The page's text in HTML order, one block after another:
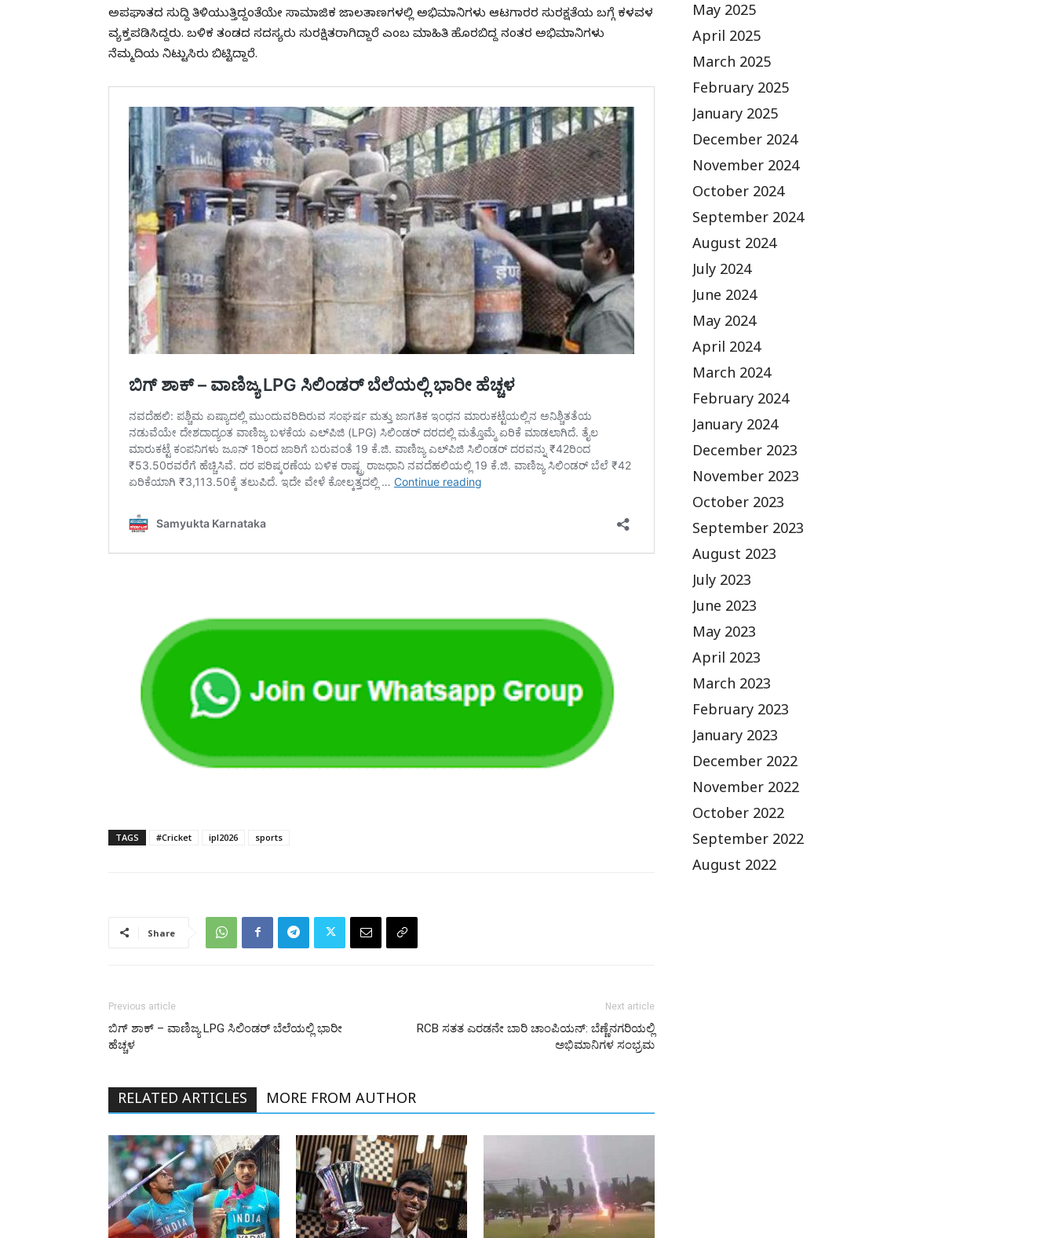
ಅಪಘಾತದ ಸುದ್ದಿ ತಿಳಿಯುತ್ತಿದ್ದಂತೆಯೇ ಸಾಮಾಜಿಕ ಜಾಲತಾಣಗಳಲ್ಲಿ ಅಭಿಮಾನಿಗಳು ಆಟಗಾರರ ಸುರಕ್ಷತೆಯ ಬಗ್ಗೆ ಕಳವಳ
ವ್ಯಕ್ತಪಡಿಸಿದ್ದರು. ಬಳಿಕ ತಂಡದ ಸದಸ್ಯರು ಸುರಕ್ಷಿತರಾಗಿದ್ದಾರೆ ಎಂಬ ಮಾಹಿತಿ ಹೊರಬಿದ್ದ ನಂತರ ಅಭಿಮಾನಿಗಳು
ನೆಮ್ಮದಿಯ ನಿಟ್ಟುಸಿರು ಬಿಟ್ಟಿದ್ದಾರೆ.
TAGS #Cricket ipl2026 sports
Share
Previous article
ಬಿಗ್ ಶಾಕ್ – ವಾಣಿಜ್ಯ LPG ಸಿಲಿಂಡರ್ ಬೆಲೆಯಲ್ಲಿ ಭಾರೀ
ಹೆಚ್ಚಳ
Next article
RCB ಸತತ ಎರಡನೇ ಬಾರಿ ಚಾಂಪಿಯನ್: ಬೆಣ್ಣೆನಗರಿಯಲ್ಲಿ
ಅಭಿಮಾನಿಗಳ ಸಂಭ್ರಮ
RELATED ARTICLES MORE FROM AUTHOR
May 2025
April 2025
March 2025
February 2025
January 2025
December 2024
November 2024
October 2024
September 2024
August 2024
July 2024
June 2024
May 2024
April 2024
March 2024
February 2024
January 2024
December 2023
November 2023
October 2023
September 2023
August 2023
July 2023
June 2023
May 2023
April 2023
March 2023
February 2023
January 2023
December 2022
November 2022
October 2022
September 2022
August 2022